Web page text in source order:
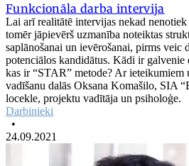
Funkcionāla darba intervija
Lai arī realitātē intervijas nekad
tomēr jāpievērš uzmanība noteiktas
saplānošanai un ievērošanai, pirms veic
potenciālos kandidātus. Kādi ir galvenie
kas ir “STAR” metode? Ar ieteikumiem
vadīšanu dalās Oksana Komašilo, SIA
locekle, projektu vadītāja un psiholoģe.
Darbinieki
•
24.09.2021